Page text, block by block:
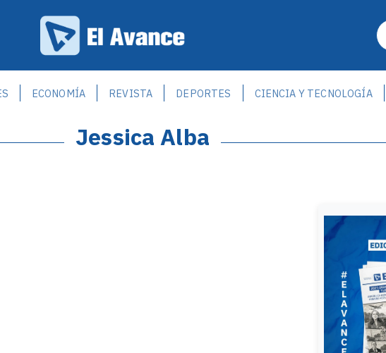
ECONOMÍA REVISTA DEPORTES CIENCIA Y TECNOLOGÍA
Jessica Alba